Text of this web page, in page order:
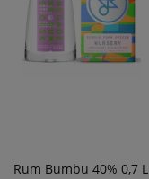
Rum Bumbu 40% 0,7 L